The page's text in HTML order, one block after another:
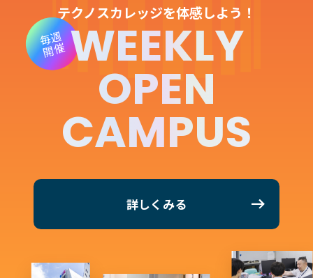
テクノスカレッジを体感しよう！
毎週
開催WEEKLY
OPEN
CAMPUS
詳しくみる